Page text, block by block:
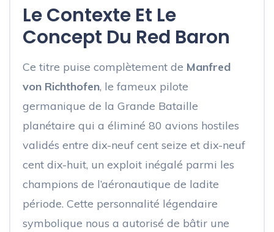
Le Contexte Et Le
Concept Du Red Baron
Ce titre puise complètement de Manfred
von Richthofen, le fameux pilote
germanique de la Grande Bataille
planétaire qui a éliminé 80 avions hostiles
validés entre dix-neuf cent seize et dix-neuf
cent dix-huit, un exploit inégalé parmi les
champions de l’aéronautique de ladite
période. Cette personnalité légendaire
symbolique nous a autorisé de bâtir une